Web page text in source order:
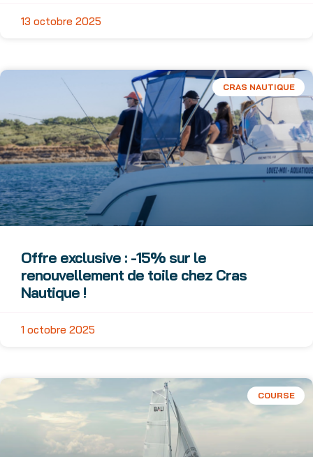
13 octobre 2025
CRAS NAUTIQUE
Offre exclusive : -15% sur le
renouvellement de toile chez Cras
Nautique !
1 octobre 2025
COURSE